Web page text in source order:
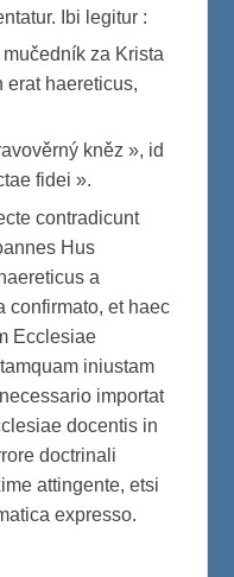
Ibi legitur :
za Krista
erat haereticus,
kněz », id
fidei ».
contradicunt
Hus
a
confirmato, et haec
Ecclesiae
iniustam
importat
docentis in
doctrinali
attingente, etsi
expresso.